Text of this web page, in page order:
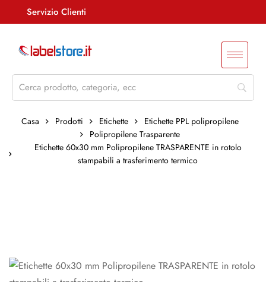
Servizio Clienti
Whatsapp: 3290548762
Casa Prodotti Etichette
Etichette PPL polipropilene
Polipropilene Trasparente
Etichette 60x30 mm Polipropilene TRASPARENTE in rotolo
stampabili a trasferimento termico